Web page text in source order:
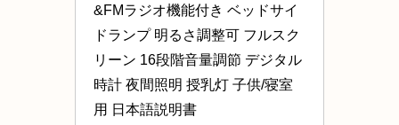
&FMラジオ機能付き ベッドサイ
ドランプ 明るさ調整可 フルスク
リーン 16段階音量調節 デジタル
時計 夜間照明 授乳灯 子供/寝室
用 日本語説明書